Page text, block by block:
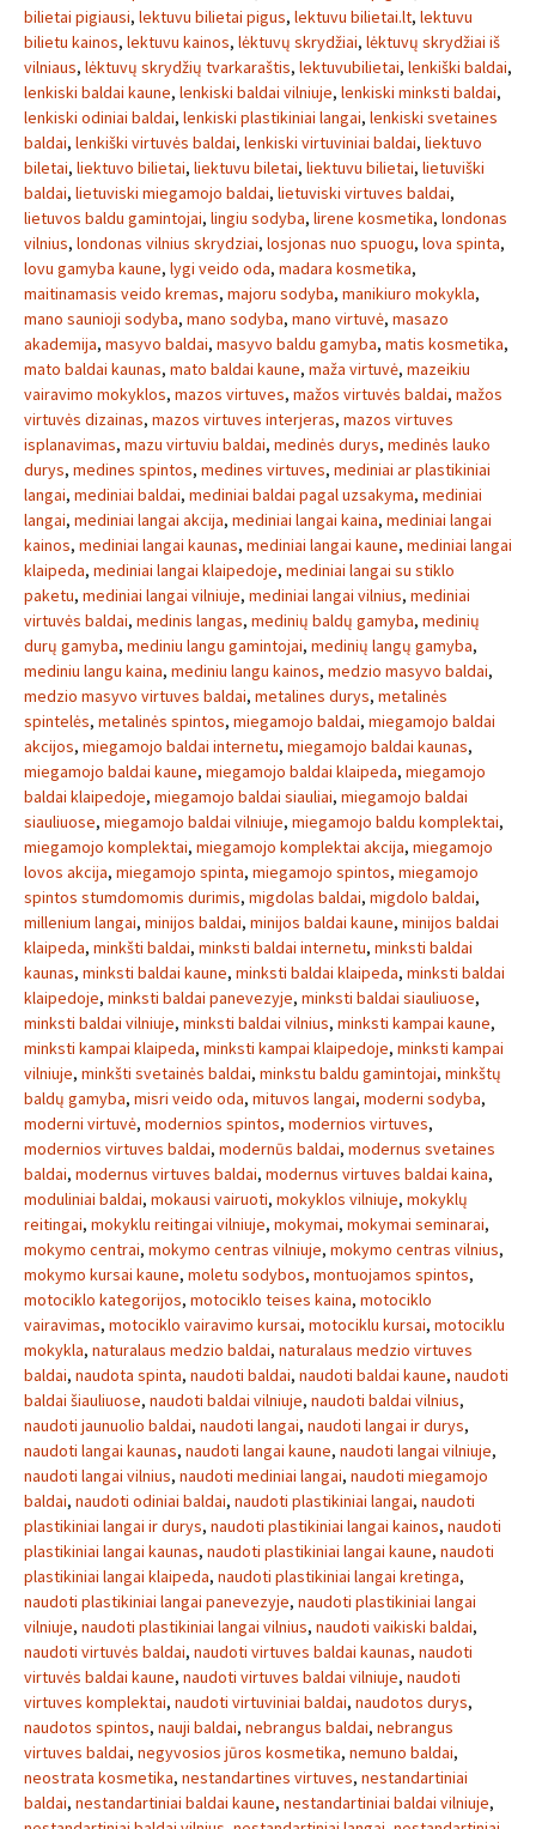
bilietai pigiausi, lektuvu bilietai pigus, lektuvu bilietai.lt, lektuvu
bilietu kainos, lektuvu kainos, lėktuvų skrydžiai, lėktuvų skrydžiai iš
vilniaus, lėktuvų skrydžių tvarkaraštis, lektuvubilietai, lenkiški baldai,
lenkiski baldai kaune, lenkiski baldai vilniuje, lenkiski minksti baldai,
lenkiski odiniai baldai, lenkiski plastikiniai langai, lenkiski svetaines
baldai, lenkiški virtuvės baldai, lenkiski virtuviniai baldai, liektuvo
biletai, liektuvo bilietai, liektuvu biletai, liektuvu bilietai, lietuviški
baldai, lietuviski miegamojo baldai, lietuviski virtuves baldai,
lietuvos baldu gamintojai, lingiu sodyba, lirene kosmetika, londonas
vilnius, londonas vilnius skrydziai, losjonas nuo spuogu, lova spinta,
lovu gamyba kaune, lygi veido oda, madara kosmetika,
maitinamasis veido kremas, majoru sodyba, manikiuro mokykla,
mano saunioji sodyba, mano sodyba, mano virtuvė, masazo
akademija, masyvo baldai, masyvo baldu gamyba, matis kosmetika,
mato baldai kaunas, mato baldai kaune, maža virtuvė, mazeikiu
vairavimo mokyklos, mazos virtuves, mažos virtuvės baldai, mažos
virtuvės dizainas, mazos virtuves interjeras, mazos virtuves
isplanavimas, mazu virtuviu baldai, medinės durys, medinės lauko
durys, medines spintos, medines virtuves, mediniai ar plastikiniai
langai, mediniai baldai, mediniai baldai pagal uzsakyma, mediniai
langai, mediniai langai akcija, mediniai langai kaina, mediniai langai
kainos, mediniai langai kaunas, mediniai langai kaune, mediniai langai
klaipeda, mediniai langai klaipedoje, mediniai langai su stiklo
paketu, mediniai langai vilniuje, mediniai langai vilnius, mediniai
virtuvės baldai, medinis langas, medinių baldų gamyba, medinių
durų gamyba, mediniu langu gamintojai, medinių langų gamyba,
mediniu langu kaina, mediniu langu kainos, medzio masyvo baldai,
medzio masyvo virtuves baldai, metalines durys, metalinės
spintelės, metalinės spintos, miegamojo baldai, miegamojo baldai
akcijos, miegamojo baldai internetu, miegamojo baldai kaunas,
miegamojo baldai kaune, miegamojo baldai klaipeda, miegamojo
baldai klaipedoje, miegamojo baldai siauliai, miegamojo baldai
siauliuose, miegamojo baldai vilniuje, miegamojo baldu komplektai,
miegamojo komplektai, miegamojo komplektai akcija, miegamojo
lovos akcija, miegamojo spinta, miegamojo spintos, miegamojo
spintos stumdomomis durimis, migdolas baldai, migdolo baldai,
millenium langai, minijos baldai, minijos baldai kaune, minijos baldai
klaipeda, minkšti baldai, minksti baldai internetu, minksti baldai
kaunas, minksti baldai kaune, minksti baldai klaipeda, minksti baldai
klaipedoje, minksti baldai panevezyje, minksti baldai siauliuose,
minksti baldai vilniuje, minksti baldai vilnius, minksti kampai kaune,
minksti kampai klaipeda, minksti kampai klaipedoje, minksti kampai
vilniuje, minkšti svetainės baldai, minkstu baldu gamintojai, minkštų
baldų gamyba, misri veido oda, mituvos langai, moderni sodyba,
moderni virtuvė, modernios spintos, modernios virtuves,
modernios virtuves baldai, modernūs baldai, modernus svetaines
baldai, modernus virtuves baldai, modernus virtuves baldai kaina,
moduliniai baldai, mokausi vairuoti, mokyklos vilniuje, mokyklų
reitingai, mokyklu reitingai vilniuje, mokymai, mokymai seminarai,
mokymo centrai, mokymo centras vilniuje, mokymo centras vilnius,
mokymo kursai kaune, moletu sodybos, montuojamos spintos,
motociklo kategorijos, motociklo teises kaina, motociklo
vairavimas, motociklo vairavimo kursai, motociklu kursai, motociklu
mokykla, naturalaus medzio baldai, naturalaus medzio virtuves
baldai, naudota spinta, naudoti baldai, naudoti baldai kaune, naudoti
baldai šiauliuose, naudoti baldai vilniuje, naudoti baldai vilnius,
naudoti jaunuolio baldai, naudoti langai, naudoti langai ir durys,
naudoti langai kaunas, naudoti langai kaune, naudoti langai vilniuje,
naudoti langai vilnius, naudoti mediniai langai, naudoti miegamojo
baldai, naudoti odiniai baldai, naudoti plastikiniai langai, naudoti
plastikiniai langai ir durys, naudoti plastikiniai langai kainos, naudoti
plastikiniai langai kaunas, naudoti plastikiniai langai kaune, naudoti
plastikiniai langai klaipeda, naudoti plastikiniai langai kretinga,
naudoti plastikiniai langai panevezyje, naudoti plastikiniai langai
vilniuje, naudoti plastikiniai langai vilnius, naudoti vaikiski baldai,
naudoti virtuvės baldai, naudoti virtuves baldai kaunas, naudoti
virtuvės baldai kaune, naudoti virtuves baldai vilniuje, naudoti
virtuves komplektai, naudoti virtuviniai baldai, naudotos durys,
naudotos spintos, nauji baldai, nebrangus baldai, nebrangus
virtuves baldai, negyvosios jūros kosmetika, nemuno baldai,
neostrata kosmetika, nestandartines virtuves, nestandartiniai
baldai, nestandartiniai baldai kaune, nestandartiniai baldai vilniuje,